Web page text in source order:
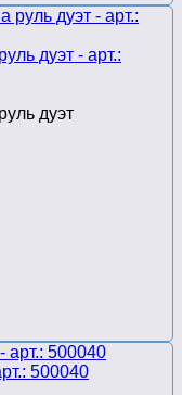
дуэт - арт.:
дуэт
500040